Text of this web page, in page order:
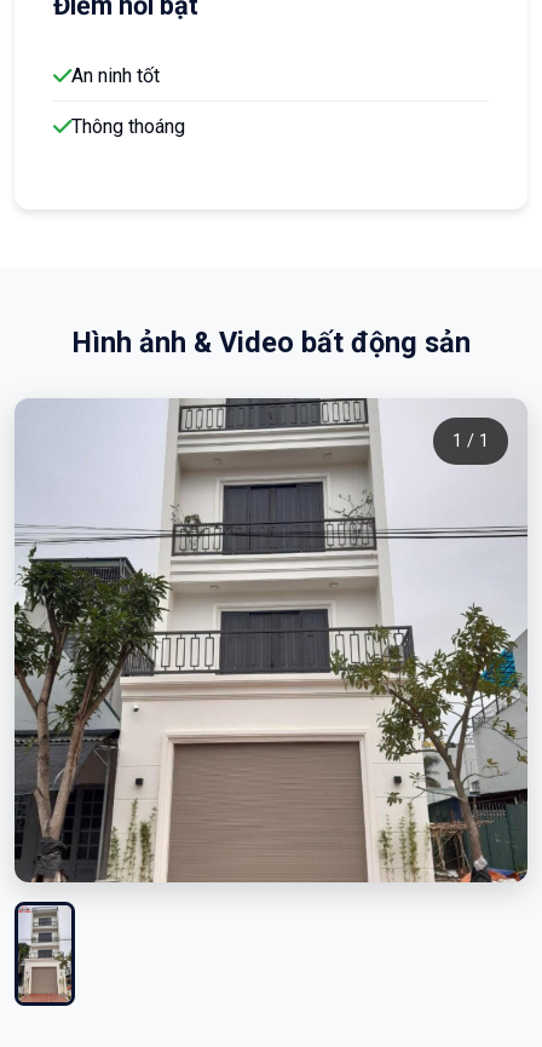
An ninh tốt
Thông thoáng
Hình ảnh & Video bất động sản
1 / 1